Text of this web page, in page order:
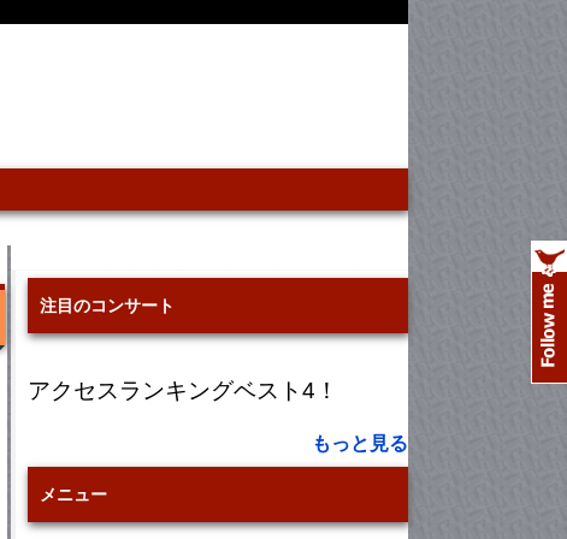
注目のコンサート
アクセスランキングベスト4！
もっと見る
メニュー